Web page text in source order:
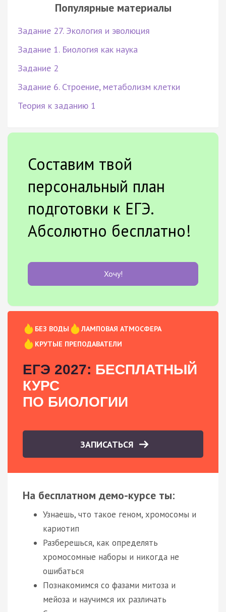
Популярные материалы
Задание 27. Экология и эволюция
Задание 1. Биология как наука
Задание 2
Задание 6. Строение, метаболизм клетки
Теория к заданию 1
Составим твой
персональный план
подготовки к ЕГЭ.
Абсолютно бесплатно!
Хочу!
БЕЗ ВОДЫ
ЛАМПОВАЯ АТМОСФЕРА
КРУТЫЕ ПРЕПОДАВАТЕЛИ
ЕГЭ 2027: БЕСПЛАТНЫЙ
КУРС
ПО БИОЛОГИИ
ЗАПИСАТЬСЯ
На бесплатном демо-курсе ты:
Узнаешь, что такое геном, хромосомы и
кариотип
Разберешься, как определять
хромосомные наборы и никогда не
ошибаться
Познакомимся со фазами митоза и
мейоза и научимся их различать